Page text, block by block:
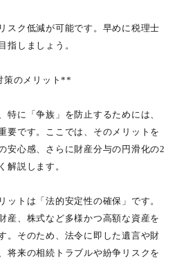
スク低減が可能です。早めに税理士
指しましょう。
策のメリット**
特に「争族」を防止するためには、
要です。ここでは、そのメリットを
安心感、さらに財産分与の円滑化の2
解説します。
ットは「法的安定性の確保」です。
産、株式など多様かつ高額な資産を
。そのため、法令に即した遺言や財
将来の相続トラブルや紛争リスクを